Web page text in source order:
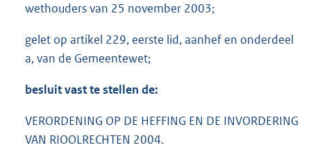
wethouders van 25 november 2003;
gelet op artikel 229, eerste lid, aanhef en onderdeel
a, van de Gemeentewet;
besluit vast te stellen de:
VERORDENING OP DE HEFFING EN DE INVORDERING
VAN RIOOLRECHTEN 2004.